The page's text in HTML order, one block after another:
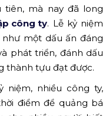
mà nay đã long
công ty. Lễ kỷ niệm
một dấu ấn đáng
phát triển, đánh dấu
thành tựu đạt được.
niệm, nhiều công ty,
điểm để quảng bá